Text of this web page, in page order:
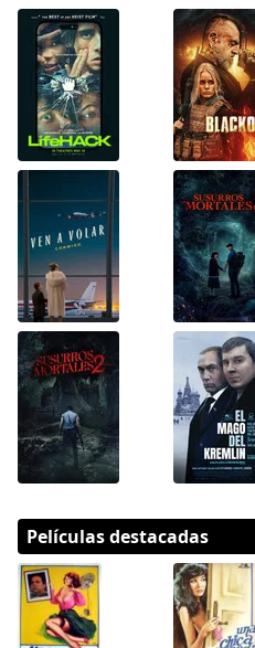
Películas destacadas